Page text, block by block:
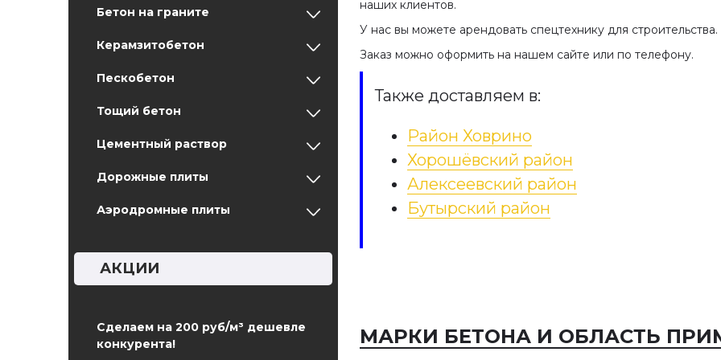
Бетон на граните
Керамзитобетон
Пескобетон
Тощий бетон
Цементный раствор
Дорожные плиты
Аэродромные плиты
АКЦИИ
Сделаем на 200 руб/м³ дешевле
конкурента!
наших клиентов.
У нас вы можете арендовать спецтехнику для строительства.
Заказ можно оформить на нашем сайте или по телефону.
Также доставляем в:
Район Ховрино
Хорошёвский район
Алексеевский район
Бутырский район
МАРКИ БЕТОНА И ОБЛАСТЬ